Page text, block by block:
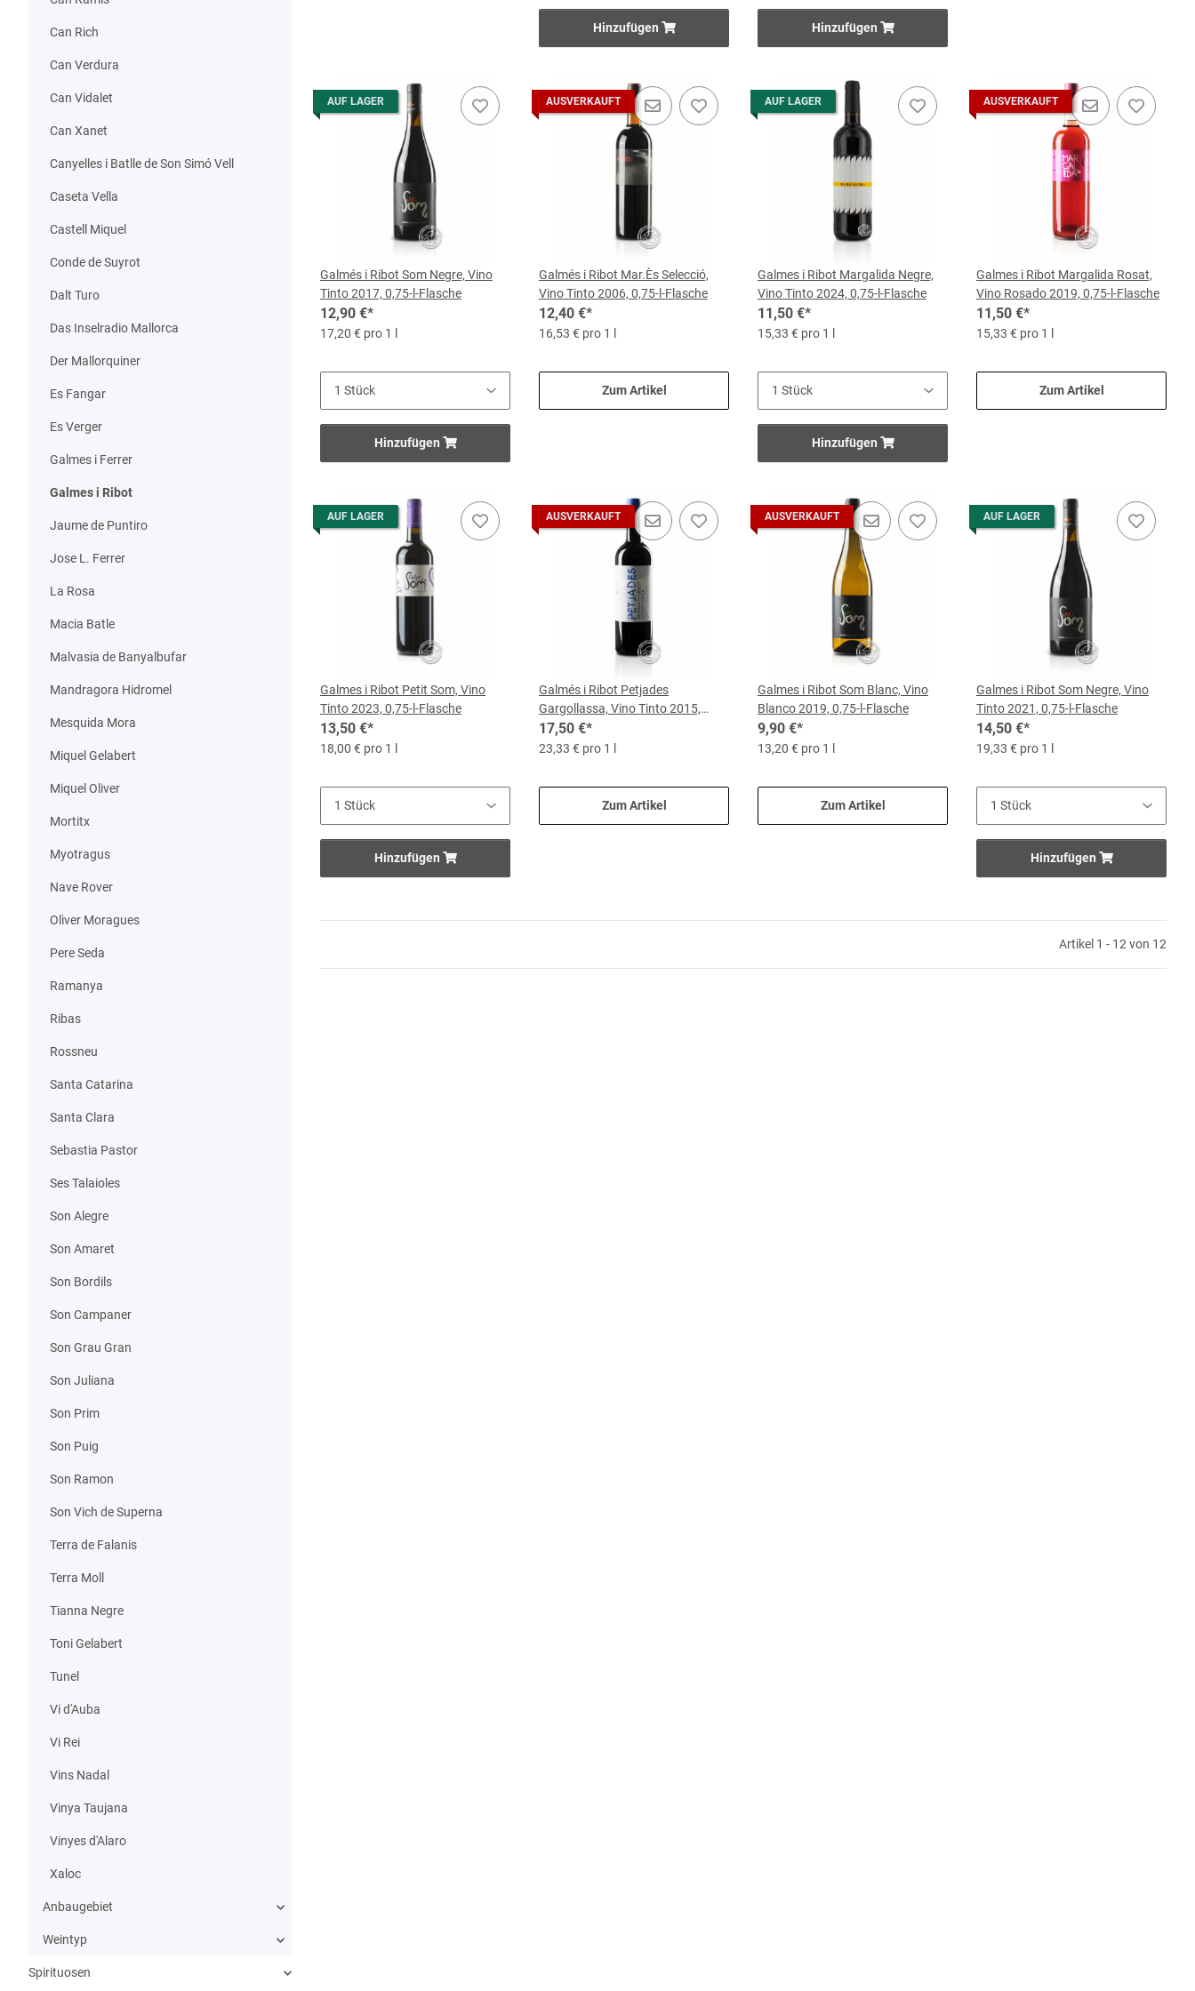
einhundert Flaschen nach einer rundum Versiegelung mit Wachs für ein Jahr in der Zisterne versenkt.
Den Sinn fürs Ungewöhnliche scheint Tochter Catalina geerbt zu haben. Als neustes Projekt treibt sie die „fliegende Weinprobe“ voran. Dabei wird der
Weingenießer per Helikopter von jedem beliebigen Punkt der Insel aufgelesen und zu einem guten Tröpfchen direkt vor den Toren des Weinguts abgesetzt.
Auch durften beim letzten Sankt Thomas Fest die "dimonis" nicht fehlen. Als Teufel verkleidete Bewohner aus dem Nachbarort Santa Margalida machten
für eine Nacht lang die Weinfelder unsicher.
Ungewöhnlich ist ebenfalls ein Angebot, dass sonst nur eine weitere Bodega der Insel macht: Die Möglichkeit, sein ganz persönliches Fass zu keltern. Dabei
bedient sich der angehende Hobby-Winzer aus der Fülle des Weingartens und wählt die Trauben aus, die seinem Geschmack entgegen kommen.
Kompetenten fachlichen Rat steuert der gelernte Sommelier Julio bei.
Ein japanischer Geschäftsmann umfliegt eigens zwei, dreimal im Jahr den halben Globus, um bei der Kreation seines persönlichen Roten Pate zu stehen.
Doch wer weiß, vielleicht legt der Asiate den weiten Weg auch deshalb zurück, weil die Japaner im Ruf stehen, ausgeprägte Familienmenschen zu sein.
Denn Familienanschluss ist bei Galmés i Ribot oft genug inklusive.
Hinzufügen Hinzufügen
AUF LAGER
Galmés i Ribot Som Negre, Vino
Tinto 2017, 0,75-l-Flasche
12,90 €*
17,20 € pro 1 l
Hinzufügen
AUSVERKAUFT
Galmés i Ribot Mar.Ès Selecció,
Vino Tinto 2006, 0,75-l-Flasche
12,40 €*
16,53 € pro 1 l
Zum Artikel
AUF LAGER
Galmes i Ribot Margalida Negre,
Vino Tinto 2024, 0,75-l-Flasche
11,50 €*
15,33 € pro 1 l
Hinzufügen
AUSVERKAUFT
Galmes i Ribot Margalida Rosat,
Vino Rosado 2019, 0,75-l-Flasche
11,50 €*
15,33 € pro 1 l
Zum Artikel
AUF LAGER
Galmes i Ribot Petit Som, Vino
Tinto 2023, 0,75-l-Flasche
13,50 €*
18,00 € pro 1 l
Hinzufügen
AUSVERKAUFT
Galmés i Ribot Petjades
Gargollassa, Vino Tinto 2015,
0,75-l-Flasche
17,50 €*
23,33 € pro 1 l
Zum Artikel
AUSVERKAUFT
Galmes i Ribot Som Blanc, Vino
Blanco 2019, 0,75-l-Flasche
9,90 €*
13,20 € pro 1 l
Zum Artikel
AUF LAGER
Galmes i Ribot Som Negre, Vino
Tinto 2021, 0,75-l-Flasche
14,50 €*
19,33 € pro 1 l
Hinzufügen
Artikel 1 - 12 von 12
Can Rich
Can Verdura
Can Vidalet
Can Xanet
Canyelles i Batlle de Son Simó Vell
Caseta Vella
Castell Miquel
Conde de Suyrot
Dalt Turo
Das Inselradio Mallorca
Der Mallorquiner
Es Fangar
Es Verger
Galmes i Ferrer
Galmes i Ribot
Jaume de Puntiro
Jose L. Ferrer
La Rosa
Macia Batle
Malvasia de Banyalbufar
Mandragora Hidromel
Mesquida Mora
Miquel Gelabert
Miquel Oliver
Mortitx
Myotragus
Nave Rover
Oliver Moragues
Pere Seda
Ramanya
Ribas
Rossneu
Santa Catarina
Santa Clara
Sebastia Pastor
Ses Talaioles
Son Alegre
Son Amaret
Son Bordils
Son Campaner
Son Grau Gran
Son Juliana
Son Prim
Son Puig
Son Ramon
Son Vich de Superna
Terra de Falanis
Terra Moll
Tianna Negre
Toni Gelabert
Tunel
Vi d'Auba
Vi Rei
Vins Nadal
Vinya Taujana
Vinyes d'Alaro
Xaloc
Anbaugebiet
Weintyp
Spirituosen